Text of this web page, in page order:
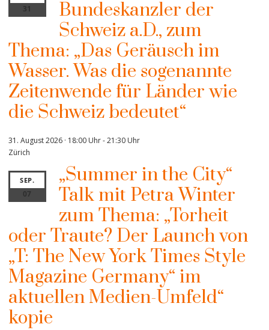
31
Bundeskanzler der
Schweiz a.D., zum
Thema: „Das Geräusch im
Wasser. Was die sogenannte
Zeitenwende für Länder wie
die Schweiz bedeutet“
31. August 2026 · 18:00 Uhr-21:30 Uhr
Zürich
SEP.
07
„Summer in the City“
Talk mit Petra Winter
zum Thema: „Torheit
oder Traute? Der Launch von
„T: The New York Times Style
Magazine Germany“ im
aktuellen Medien-Umfeld“
kopie